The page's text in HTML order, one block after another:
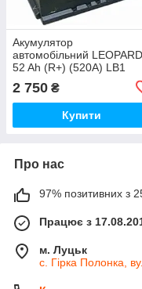
Акумулятор
автомобільний LEOPARD
52 Ah (R+) (520A) LB1
2 750 ₴
Купити
Про нас
97% позитивних з
Працює з
м. Луцьк
с. Гірка Полонка,